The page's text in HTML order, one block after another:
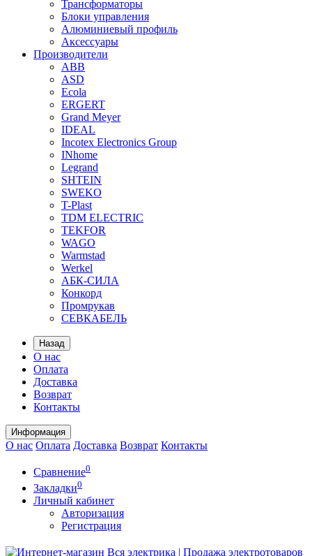
Трансформаторы
Блоки управления
Алюминиевый профиль
Аксессуары
Производители
ABB
ASD
Ecola
ERGERT
Grand Meyer
IDEAL
Incotex Electronics Group
INhome
Legrand
SHTEIN
SWEKO
T-Plast
TDM ELECTRIC
TEKFOR
WAGO
Warmstad
Werkel
АБК-СИЛА
Конкорд
Промрукав
СЕВКАБЕЛЬ
Назад
О нас
Оплата
Доставка
Возврат
Контакты
Информация
О нас Оплата Доставка Возврат Контакты
Сравнение0
Закладки0
Личный кабинет
Авторизация
Регистрация